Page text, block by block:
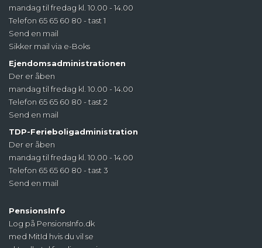
mandag til fredag kl. 10.00 - 14.00
Telefon 65 65 60 80 - tast 1
Send en mail
Sikker mail via e-Boks
Ejendomsadministrationen
Der er åben
mandag til fredag kl. 10.00 - 14.00
Telefon 65 65 60 80 - tast 2
Send en mail
TDP-Ferieboligadministration
Der er åben
mandag til fredag kl. 10.00 - 14.00
Telefon 65 65 60 80 - tast 3
Send en mail
PensionsInfo
Log på PensionsInfo.dk
med MitId hvis du vil se